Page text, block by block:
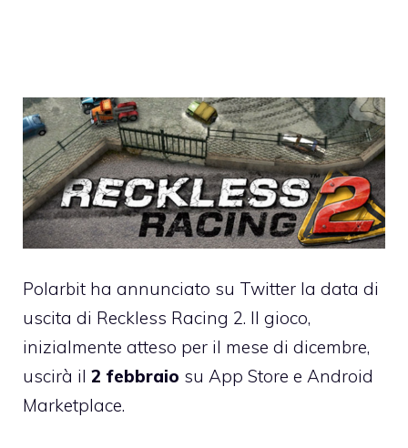
Polarbit ha annunciato su Twitter la data di
uscita di Reckless Racing 2. Il gioco,
inizialmente atteso per il mese di dicembre,
uscirà il 2 febbraio su App Store e Android
Marketplace.